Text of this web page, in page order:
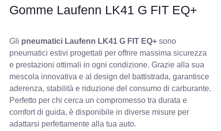
Gomme Laufenn LK41 G FIT EQ+
Gli pneumatici Laufenn LK41 G FIT EQ+ sono
pneumatici estivi progettati per offrire massima sicurezza
e prestazioni ottimali in ogni condizione. Grazie alla sua
mescola innovativa e al design del battistrada, garantisce
aderenza, stabilità e riduzione del consumo di carburante.
Perfetto per chi cerca un compromesso tra durata e
comfort di guida, è disponibile in diverse misure per
adattarsi perfettamente alla tua auto.